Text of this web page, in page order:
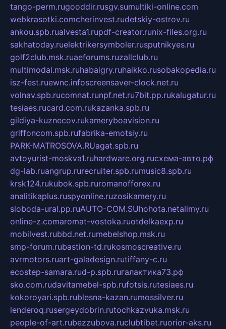
tango-perm.rugooddir.rusgv.sumultiki-online.com
webkrasotki.comcherinvest.rudetskiy-ostrov.ru
ankou.spb.rualvesta1.rupdf-creator.runix-files.org.ru
sakhatoday.ruelektrikersymboler.rusputnikyes.ru
golf2club.msk.ruaeforums.ruzallclub.ru
multimodal.msk.ruhabaigry.ruhaikko.rusobakopedia.ru
isz-fest.ruewnc.infoscreensaver-clock.net.ru
volnav.spb.rucomnat.runpf.net.ru7bit.pp.rukalugatur.ru
tesiaes.rucard.com.rukazanka.spb.ru
gildiya-kuznecov.rukameryboavision.ru
griffoncom.spb.rufabrika-emotsiy.ru
PARK-MATROSOVA.RUagat.spb.ru
avtoyurist-moskva1.ruhardware.org.ruсхема-авто.рф
dg-lab.ruangrup.rurecruiter.spb.rumusic8.spb.ru
krsk124.rukubok.spb.ruromanofforex.ru
analitikaplus.ruspyonline.ruzosikamery.ru
sloboda-ural.pp.ruAUTO-COM.SUhohota.netalimy.ru
online-z.comaromat-vostoka.ruotdelkaexp.ru
mobilvest.rubbd.net.rumebelshop.msk.ru
smp-forum.rubastion-td.rukosmoscreative.ru
avrmotors.ruart-galadesign.rutiffany-c.ru
ecostep-samara.rud-p.spb.ruгалактика73.рф
sko.com.rudavitamebel-spb.rufotsis.rutesiaes.ru
kokoroyari.spb.rublesna-kazan.rumossilver.ru
lenderoq.rusergeydobrin.rutochkazvuka.msk.ru
people-of-art.rubezzubova.ruclubtibet.ruorior-aks.ru